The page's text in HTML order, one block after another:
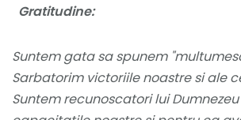
Gratitudine:
Suntem gata sa spunem
Sarbatorim victoriile noastre si ale
Suntem recunoscatori lui